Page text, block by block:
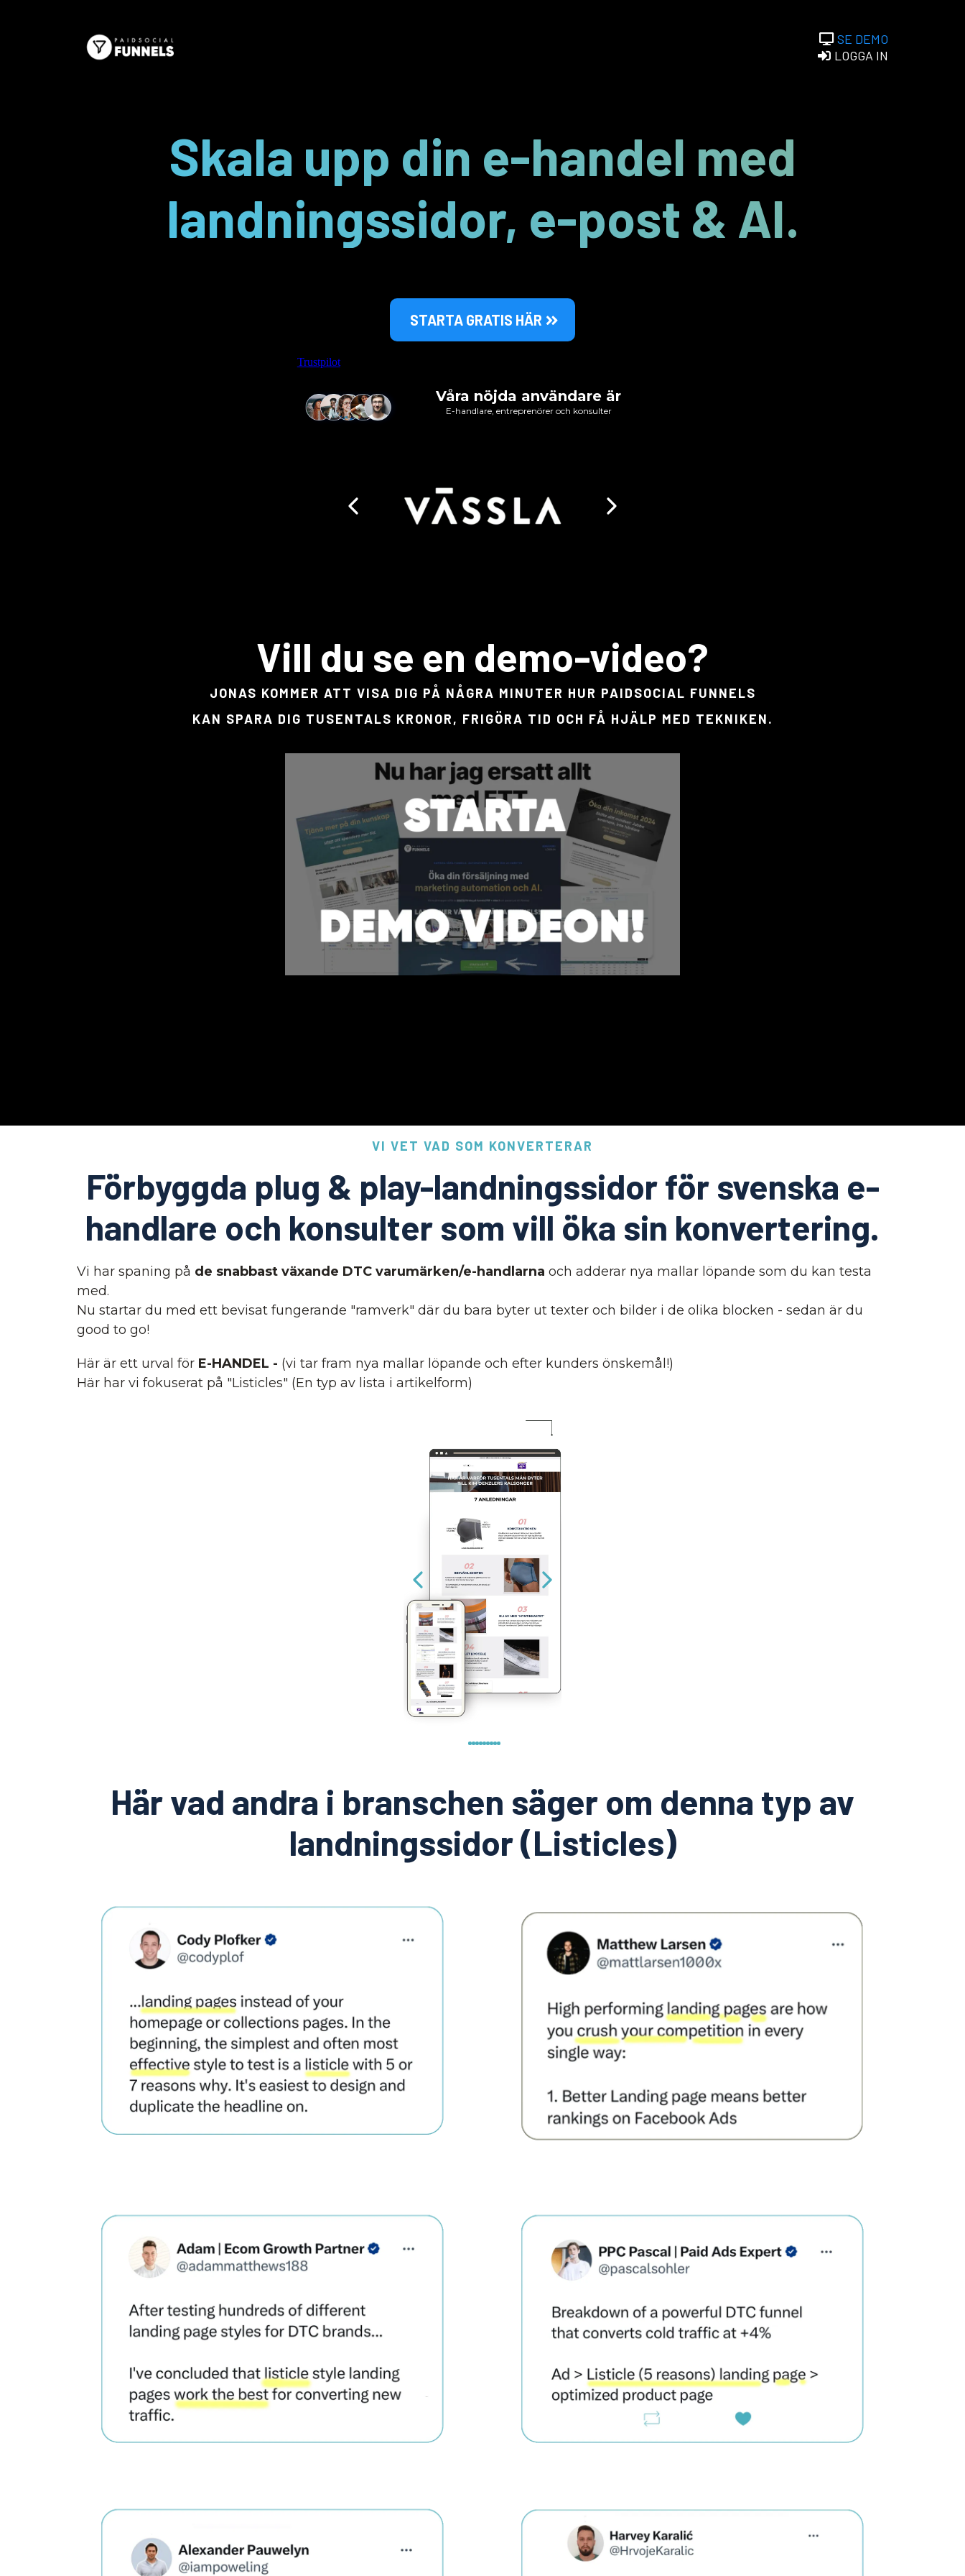
SE DEMO
LOGGA IN
Skala upp din e-handel med
landningssidor, e-post & AI.
STARTA GRATIS HÄR
Trustpilot
Våra nöjda användare är
E-handlare, entreprenörer och konsulter
Vill du se en demo-video?
JONAS KOMMER ATT VISA DIG PÅ NÅGRA MINUTER HUR PAIDSOCIAL FUNNELS
KAN SPARA DIG TUSENTALS KRONOR, FRIGÖRA TID OCH FÅ HJÄLP MED TEKNIKEN.
VI VET VAD SOM KONVERTERAR
Förbyggda plug & play-landningssidor för svenska e-
handlare och konsulter som vill öka sin konvertering.
Vi har spaning på de snabbast växande DTC varumärken/e-handlarna och adderar nya mallar löpande som du kan testa
med.
Nu startar du med ett bevisat fungerande "ramverk" där du bara byter ut texter och bilder i de olika blocken - sedan är du
good to go!
Här är ett urval för E-HANDEL - (vi tar fram nya mallar löpande och efter kunders önskemål!)
Här har vi fokuserat på "Listicles" (En typ av lista i artikelform)
Här vad andra i branschen säger om denna typ av
landningssidor (Listicles)